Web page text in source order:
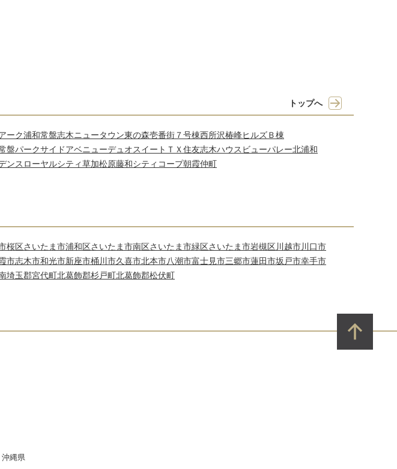
トップへ
ーク浦和常盤志木ニュータウン東の森壱番街７号棟西所沢椿峰ヒルズＢ棟
盤パークサイドアベニューデュオスイートＴＸ 住友志木ハウス ビューパレー北浦和
ンス ローヤルシティ草加松原藤和シティコープ朝霞仲町
桜区さいたま市浦和区さいたま市南区さいたま市緑区さいたま市岩槻区川越市川口市
市志木市和光市新座市桶川市久喜市北本市八潮市富士見市三郷市蓮田市坂戸市幸手市
埼玉郡宮代町北葛飾郡杉戸町北葛飾郡松伏町
沖縄県